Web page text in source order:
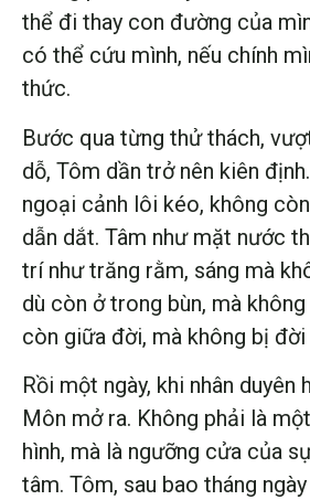
thể đi thay con đường của
có thể cứu mình, nếu chính
thức.
Bước qua từng thử thách,
dỗ, Tôm dần trở nên kiên
ngoại cảnh lôi kéo, không
dẫn dắt. Tâm như mặt nước
trí như trăng rằm, sáng mà
dù còn ở trong bùn, mà không
còn giữa đời, mà không bị
Rồi một ngày, khi nhân duyên
Môn mở ra. Không phải là
hình, mà là ngưỡng cửa của
tâm. Tôm, sau bao tháng